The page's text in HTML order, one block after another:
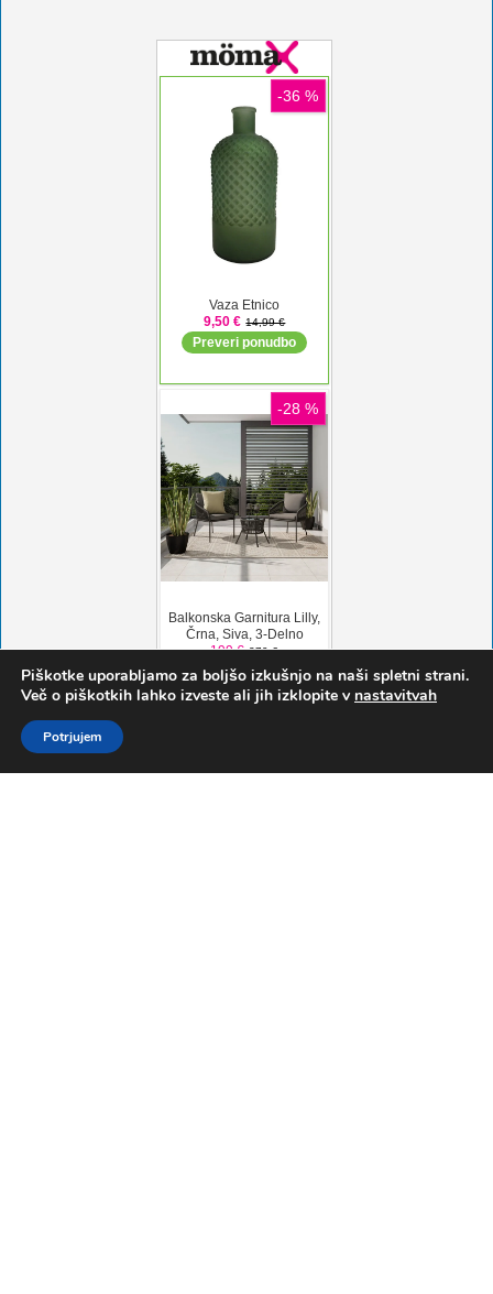
Piškotke uporabljamo za boljšo izkušnjo na naši spletni strani.
Več o piškotkih lahko izveste ali jih izklopite v nastavitvah
Potrjujem